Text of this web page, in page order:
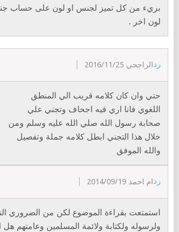
بريء من كل تميز لجنس او لون على حساب
لون اخر .
الراجحي 2016/11/25 رد
حتي وان كان كلامه قريب الي المنطق
اللغوي فانا اري فيه اجحاف وتجني علي
صحابة رسول الله صلي الله عليه وسلم ومن
خلال هذا التجني ابطل كلامه جملة وتفصيل
والله الموفق
ام احمد 2014/09/19 رد
استمتعت بقراءة الموضوع لكن من الضروري
ولرسوله ولكتابة ولائمة المسلمين وعامتهم